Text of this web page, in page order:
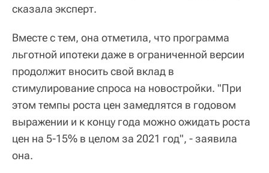
сказала эксперт.
Вместе с тем, она отметила, что программа
льготной ипотеки даже в ограниченной версии
продолжит вносить свой вклад в
стимулирование спроса на новостройки. "При
этом темпы роста цен замедлятся в годовом
выражении и к концу года можно ожидать роста
цен на 5-15% в целом за 2021 год", - заявила
она.